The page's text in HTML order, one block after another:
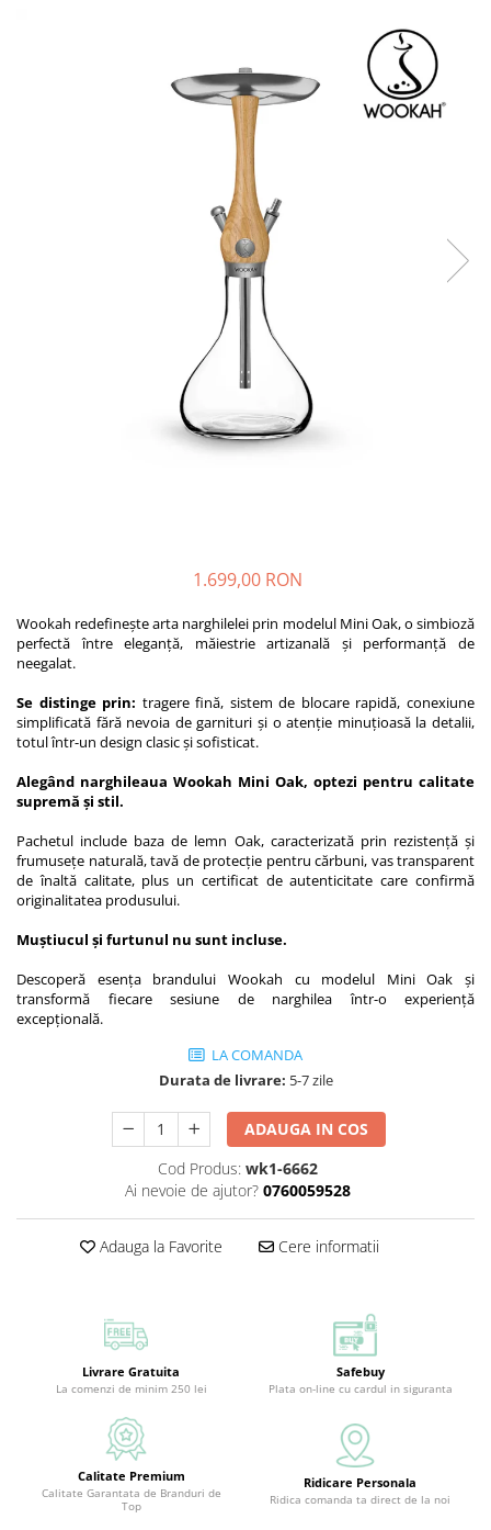
1.699,00 RON
Wookah redefinește arta narghilelei prin modelul Mini Oak, o simbioză
perfectă între eleganță, măiestrie artizanală și performanță de
neegalat.
Se distinge prin: tragere fină, sistem de blocare rapidă, conexiune
simplificată fără nevoia de garnituri și o atenție minuțioasă la detalii,
totul într-un design clasic și sofisticat.
Alegând narghileaua Wookah Mini Oak, optezi pentru calitate
supremă și stil.
Pachetul include baza de lemn Oak, caracterizată prin rezistență și
frumusețe naturală, tavă de protecție pentru cărbuni, vas transparent
de înaltă calitate, plus un certificat de autenticitate care confirmă
originalitatea produsului.
Muștiucul și furtunul nu sunt incluse.
Descoperă esența brandului Wookah cu modelul Mini Oak și
transformă fiecare sesiune de narghilea într-o experiență
excepțională.
LA COMANDA
Durata de livrare: 5-7 zile
ADAUGA IN COS
Cod Produs: wk1-6662
Ai nevoie de ajutor? 0760059528
Adauga la Favorite Cere informatii
Livrare Gratuita
La comenzi de minim 250 lei
Safebuy
Plata on-line cu cardul in siguranta
Calitate Premium
Calitate Garantata de Branduri de
Top
Ridicare Personala
Ridica comanda ta direct de la noi